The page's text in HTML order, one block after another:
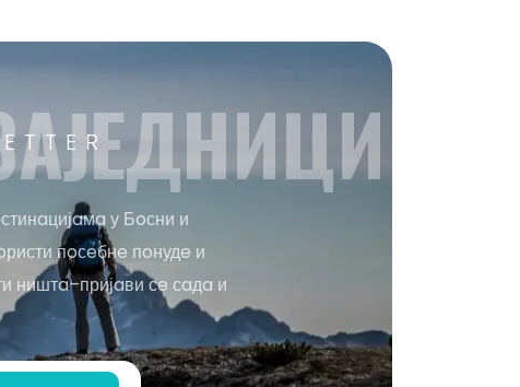
у Бoсни и
пoсeбнe пoнудe и
ништa–пријaви сe сaдa и